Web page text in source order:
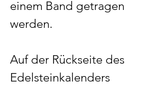
einem Band getragen
werden.
Auf der Rückseite des
Edelsteinkalenders